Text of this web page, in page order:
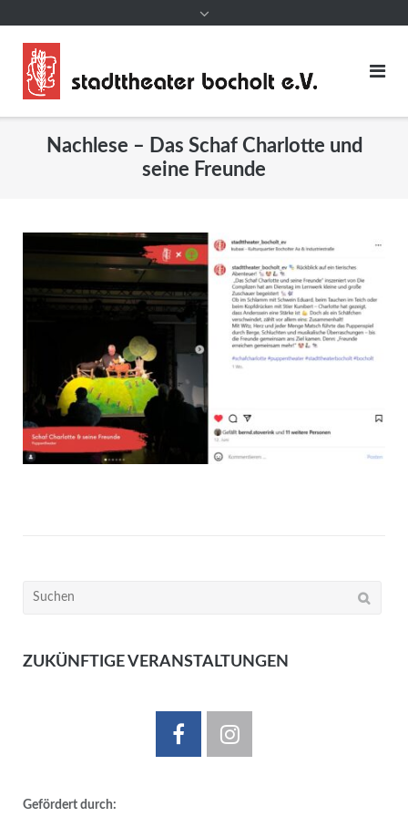
Nachlese – Das Schaf Charlotte und
seine Freunde
Suchen
ZUKÜNFTIGE VERANSTALTUNGEN
Gefördert durch: